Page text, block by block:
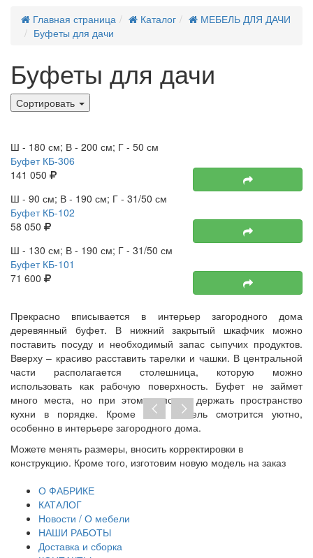
Главная страница
Каталог
МЕБЕЛЬ ДЛЯ ДАЧИ
Буфеты для дачи
Буфеты для дачи
Сортировать
Ш - 180 см; В - 200 см; Г - 50 см
Буфет КБ-306
141 050
Ш - 90 см; В - 190 см; Г - 31/50 см
Буфет КБ-102
58 050
Ш - 130 см; В - 190 см; Г - 31/50 см
Буфет КБ-101
71 600
Прекрасно вписывается в интерьер загородного дома
деревянный буфет. В нижний закрытый шкафчик можно
поставить посуду и необходимый запас сыпучих продуктов.
Вверху – красиво расставить тарелки и чашки. В центральной
части располагается столешница, которую можно
использовать как рабочую поверхность. Буфет не займет
много места, но при этом поможет держать пространство
кухни в порядке. Кроме того, мебель смотрится уютно,
особенно в интерьере загородного дома.
Можете менять размеры, вносить корректировки в
конструкцию. Кроме того, изготовим новую модель на заказ
О ФАБРИКЕ
КАТАЛОГ
Новости / О мебели
НАШИ РАБОТЫ
Доставка и сборка